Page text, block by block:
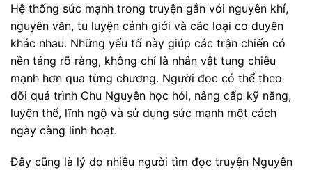
Hệ thống sức mạnh trong truyện gắn với nguyên khí,
nguyên văn, tu luyện cảnh giới và các loại cơ duyên
khác nhau. Những yếu tố này giúp các trận chiến có
nền tảng rõ ràng, không chỉ là nhân vật tung chiêu
mạnh hơn qua từng chương. Người đọc có thể theo
dõi quá trình Chu Nguyên học hỏi, nâng cấp kỹ năng,
luyện thể, lĩnh ngộ và sử dụng sức mạnh một cách
ngày càng linh hoạt.
Đây cũng là lý do nhiều người tìm đọc truyện Nguyên